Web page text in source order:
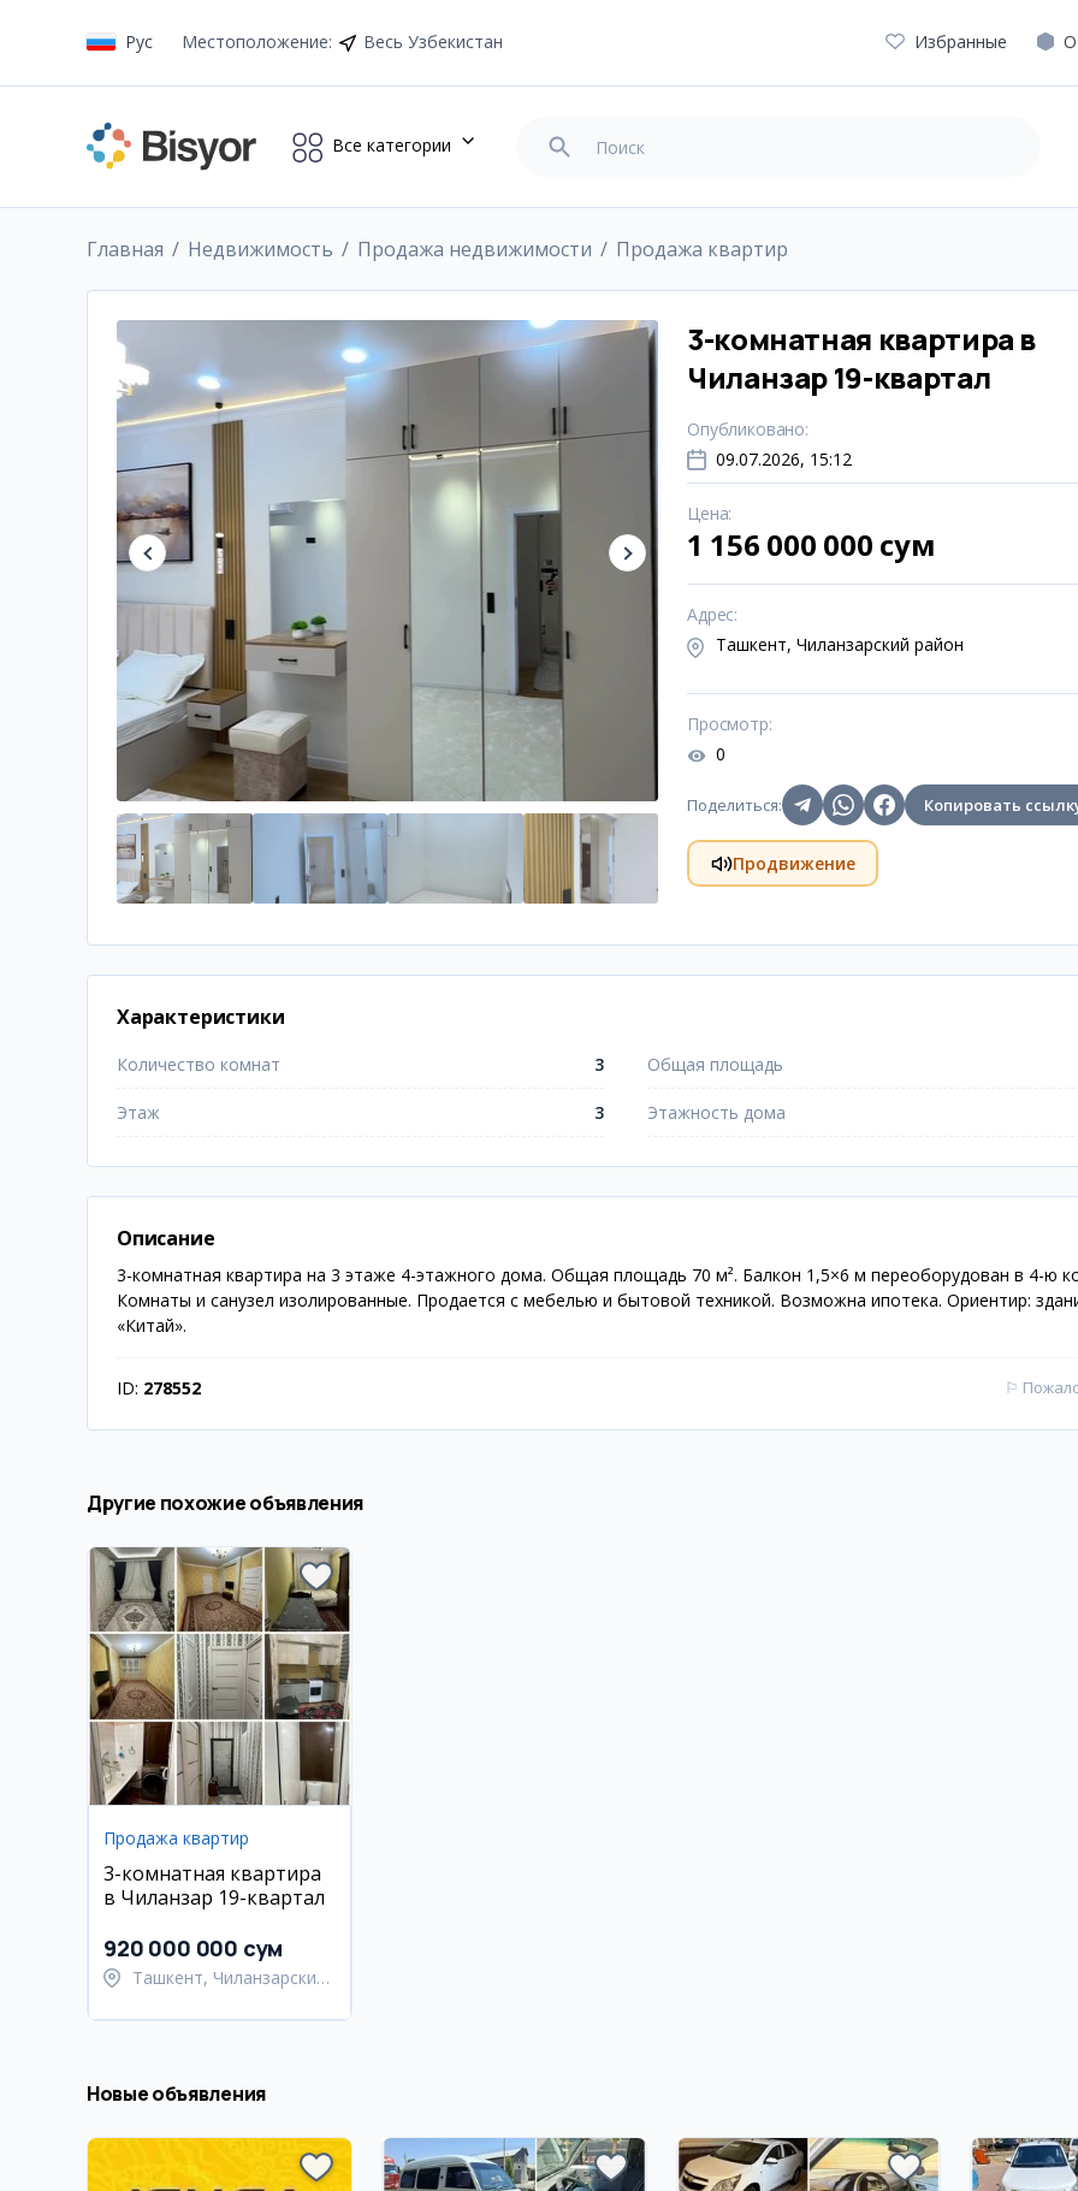
Рус Местоположение: Весь Узбекистан Избранные
Все категории
Главная Недвижимость Продажа недвижимости Продажа квартир
3-комнатная квартира в
Чиланзар 19-квартал
Опубликовано:
09.07.2026, 15:12
Цена:
1 156 000 000 сум
Адрес:
Ташкент, Чиланзарский район
Просмотр:
0
Поделиться: Копировать
Продвижение
Характеристики
Количество комнат 3 Общая площадь
Этаж 3 Этажность дома
Описание
3-комнатная квартира на 3 этаже 4-этажного дома. Общая площадь 70 м². Балкон 1,5×6 м переоборудован в 4-ю
Комнаты и санузел изолированные. Продается с мебелью и бытовой техникой. Возможна ипотека. Ориентир:
«Китай».
ID: 278552 ⚐
Другие похожие объявления
Продажа квартир
3-комнатная квартира
в Чиланзар 19-квартал
920 000 000 сум
Ташкент, Чиланзарский
Новые объявления